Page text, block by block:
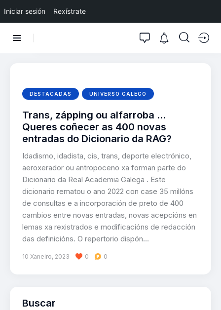
Iniciar sesión Rexístrate
DESTACADAS UNIVERSO GALEGO
Trans, zápping ou alfarroba …
Queres coñecer as 400 novas
entradas do Dicionario da RAG?
Idadismo, idadista, cis, trans, deporte electrónico,
aeroxerador ou antropoceno xa forman parte do
Dicionario da Real Academia Galega . Este
dicionario rematou o ano 2022 con case 35 millóns
de consultas e a incorporación de preto de 400
cambios entre novas entradas, novas acepcións en
lemas xa rexistrados e modificacións de redacción
das definicións. O repertorio dispón…
10 Xaneiro, 2023 0 0
Buscar